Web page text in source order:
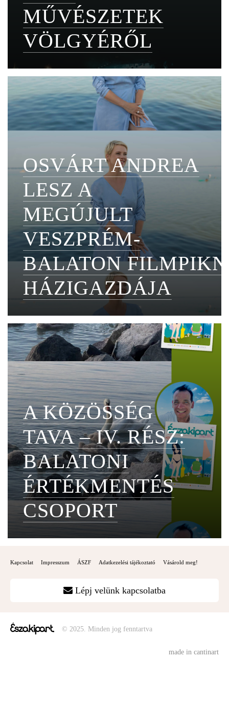
MŰVÉSZETEK
VÖLGYÉRŐL
OSVÁRT ANDREA
LESZ A
MEGÚJULT
VESZPRÉM-
BALATON
HÁZIGAZDÁJA
A KÖZÖSSÉG
TAVA – IV. RÉSZ:
BALATONI
ÉRTÉKMENTÉS
CSOPORT
Kapcsolat Impresszum ÁSZF Adatkezelési tájékoztató Vásárold meg!
Lépj velünk kapcsolatba
© 2025. Minden jog fenntartva
made in cantinart